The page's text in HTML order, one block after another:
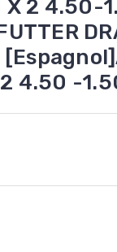
X 2 4.50-
4.50 -